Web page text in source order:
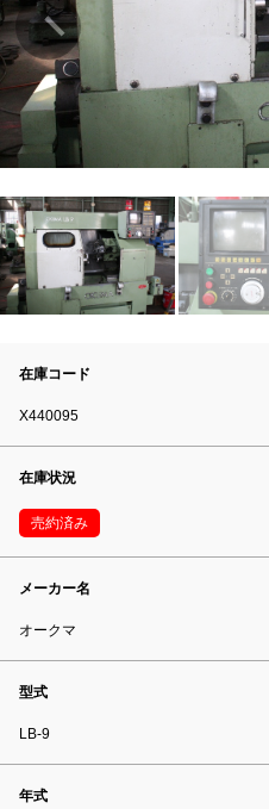
在庫コード
X440095
在庫状況
売約済み
メーカー名
オークマ
型式
LB-9
年式